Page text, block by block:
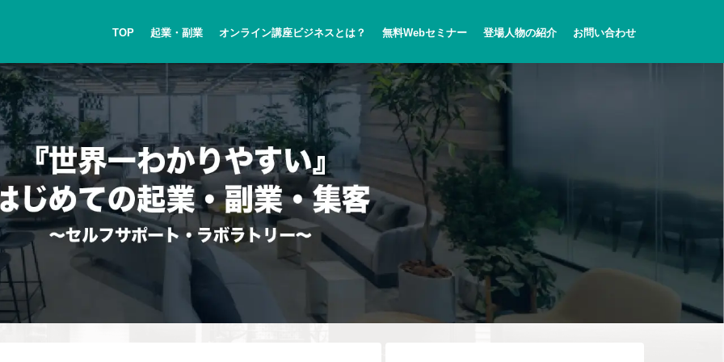
TOP 起業・副業 オンライン講座ビジネスとは？ 無料Webセミナー 登場人物の紹介 お問い合わせ